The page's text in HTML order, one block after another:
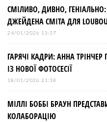
СМІЛИВО, ДИВНО,
ДЖЕЙДЕНА СМІТА ДЛЯ
24/01/2026 13:37
ГАРЯЧІ КАДРИ: АННА
ІЗ НОВОЇ ФОТОСЕСІЇ
18/01/2026 21:18
МІЛЛІ БОББІ БРАУН
КОЛАБОРАЦІЮ